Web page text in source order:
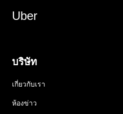
Uber
บริษัท
เกี่ยวกับเรา
ห้องข่าว